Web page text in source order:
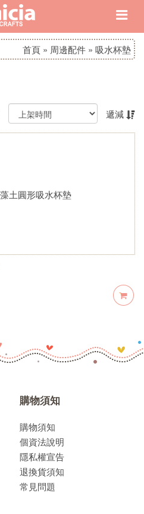
首頁 » 周邊配件 » 吸水杯墊
遞減
購物須知
購物須知
個資法說明
隱私權宣告
退換貨須知
常見問題